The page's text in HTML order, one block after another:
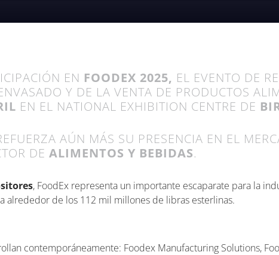
EN FOODEX 2025, EL EVENTO DE
Y DE LA VENTA DE PRODUCTOS
EN EL NATIONAL EXHIBITION CENTRE DE
AÚN MÁS SU PRESENCIA EN EL
DE ALIMENTOS Y BEBIDAS.
, FoodEx representa un importante escaparate para la
alrededor de los 112 mil millones de libras esterlinas.
contemporáneamente: Foodex Manufacturing Solutions,